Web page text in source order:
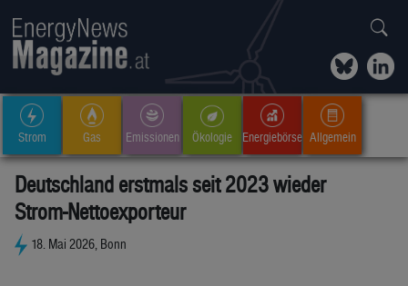
Strom Gas Emissionen Ökologie Energiebörse Allgemein
Deutschland erstmals seit 2023 wieder
Strom-Nettoexporteur
18. Mai 2026, Bonn